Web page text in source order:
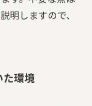
明しますので、
た環境